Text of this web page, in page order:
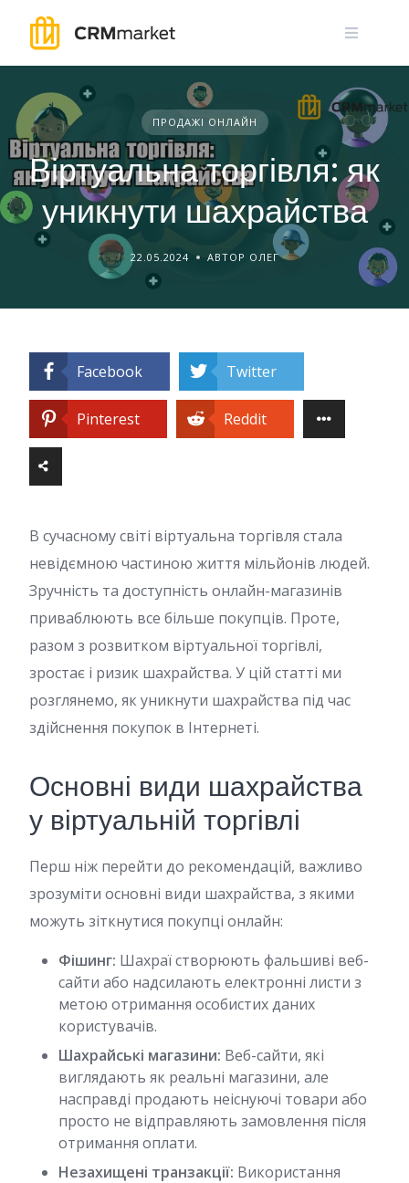
content
ПРОДАЖІ ОНЛАЙН
Віртуальна торгівля: як
уникнути шахрайства
22.05.2024 АВТОР ОЛЕГ
Facebook Twitter
Pinterest Reddit
В сучасному світі віртуальна торгівля стала
невідємною частиною життя мільйонів людей.
Зручність та доступність онлайн-магазинів
приваблюють все більше покупців. Проте,
разом з розвитком віртуальної торгівлі,
зростає і ризик шахрайства. У цій статті ми
розглянемо, як уникнути шахрайства під час
здійснення покупок в Інтернеті.
Основні види шахрайства
у віртуальній торгівлі
Перш ніж перейти до рекомендацій, важливо
зрозуміти основні види шахрайства, з якими
можуть зіткнутися покупці онлайн:
Фішинг: Шахраї створюють фальшиві веб-
сайти або надсилають електронні листи з
метою отримання особистих даних
користувачів.
Шахрайські магазини: Веб-сайти, які
виглядають як реальні магазини, але
насправді продають неіснуючі товари або
просто не відправляють замовлення після
отримання оплати.
Незахищені транзакції: Використання